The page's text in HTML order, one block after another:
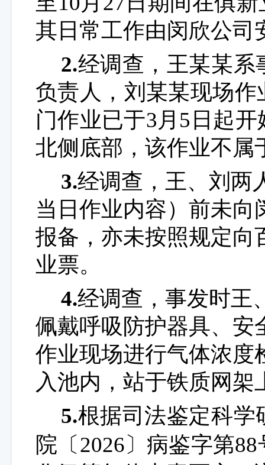
其日常工作由闵欣公司
2.经调查， 王某某系
负责人，刘某某现场作
门作业已于3月5日 起开
北侧底部 ，该作业不
3.经调查， 王、刘 两
当日作业内容）前未
报备，亦未按照规定向
业票。
4.经调查，事发时王
佩戴呼吸防护器具、安
作业现场进行气体浓度
入池内，站于铁质网架
5.根据司法鉴定科学
院 〔2026 〕病鉴字第88